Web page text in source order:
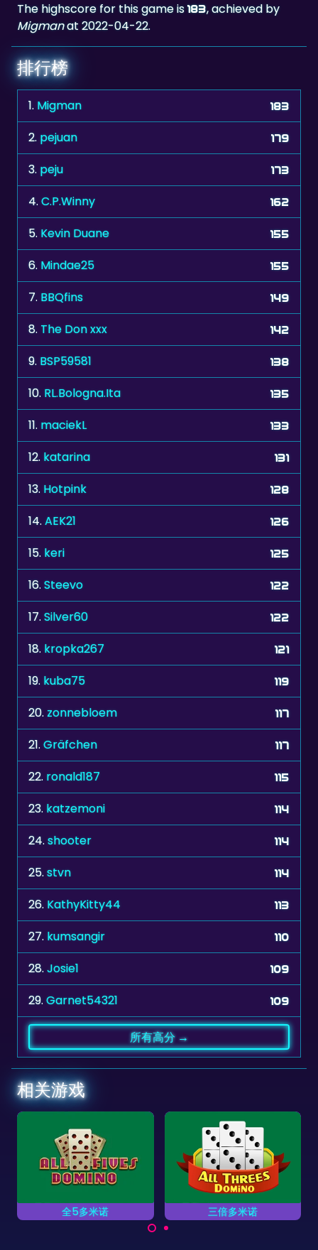
排行榜
1.Migman
2.pejuan 179
3. peju 173
4.C.P.Winny 162
5. Kevin Duane 155
6. Mindae25 155
7. BBQfins 149
8. The Don xxx 142
9. BSP59581 138
10.RL.Bologna.Ita 135
11. maciekL 133
12.katarina 131
13. Hotpink 128
14.AEK21 126
15. keri 125
16. Steevo 122
17. Silver60 122
18. kropka267 121
19. kuba75 119
20.zonnebloem 117
21. Gräfchen 117
22.ronald187 115
23. katzemoni 114
24.shooter 114
25. stvn 114
26. KathyKitty44 113
27. kumsangir 110
28. Josie1 109
29. Garnet54321 109
相关游戏
全5多米诺
着在这个多米诺游戏中
获得5的倍数。
三倍多米诺
在这个多米诺游戏中赢得
3倍分数。
玩一个